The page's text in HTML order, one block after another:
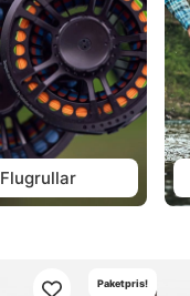
Flugrullar
Paketpris!